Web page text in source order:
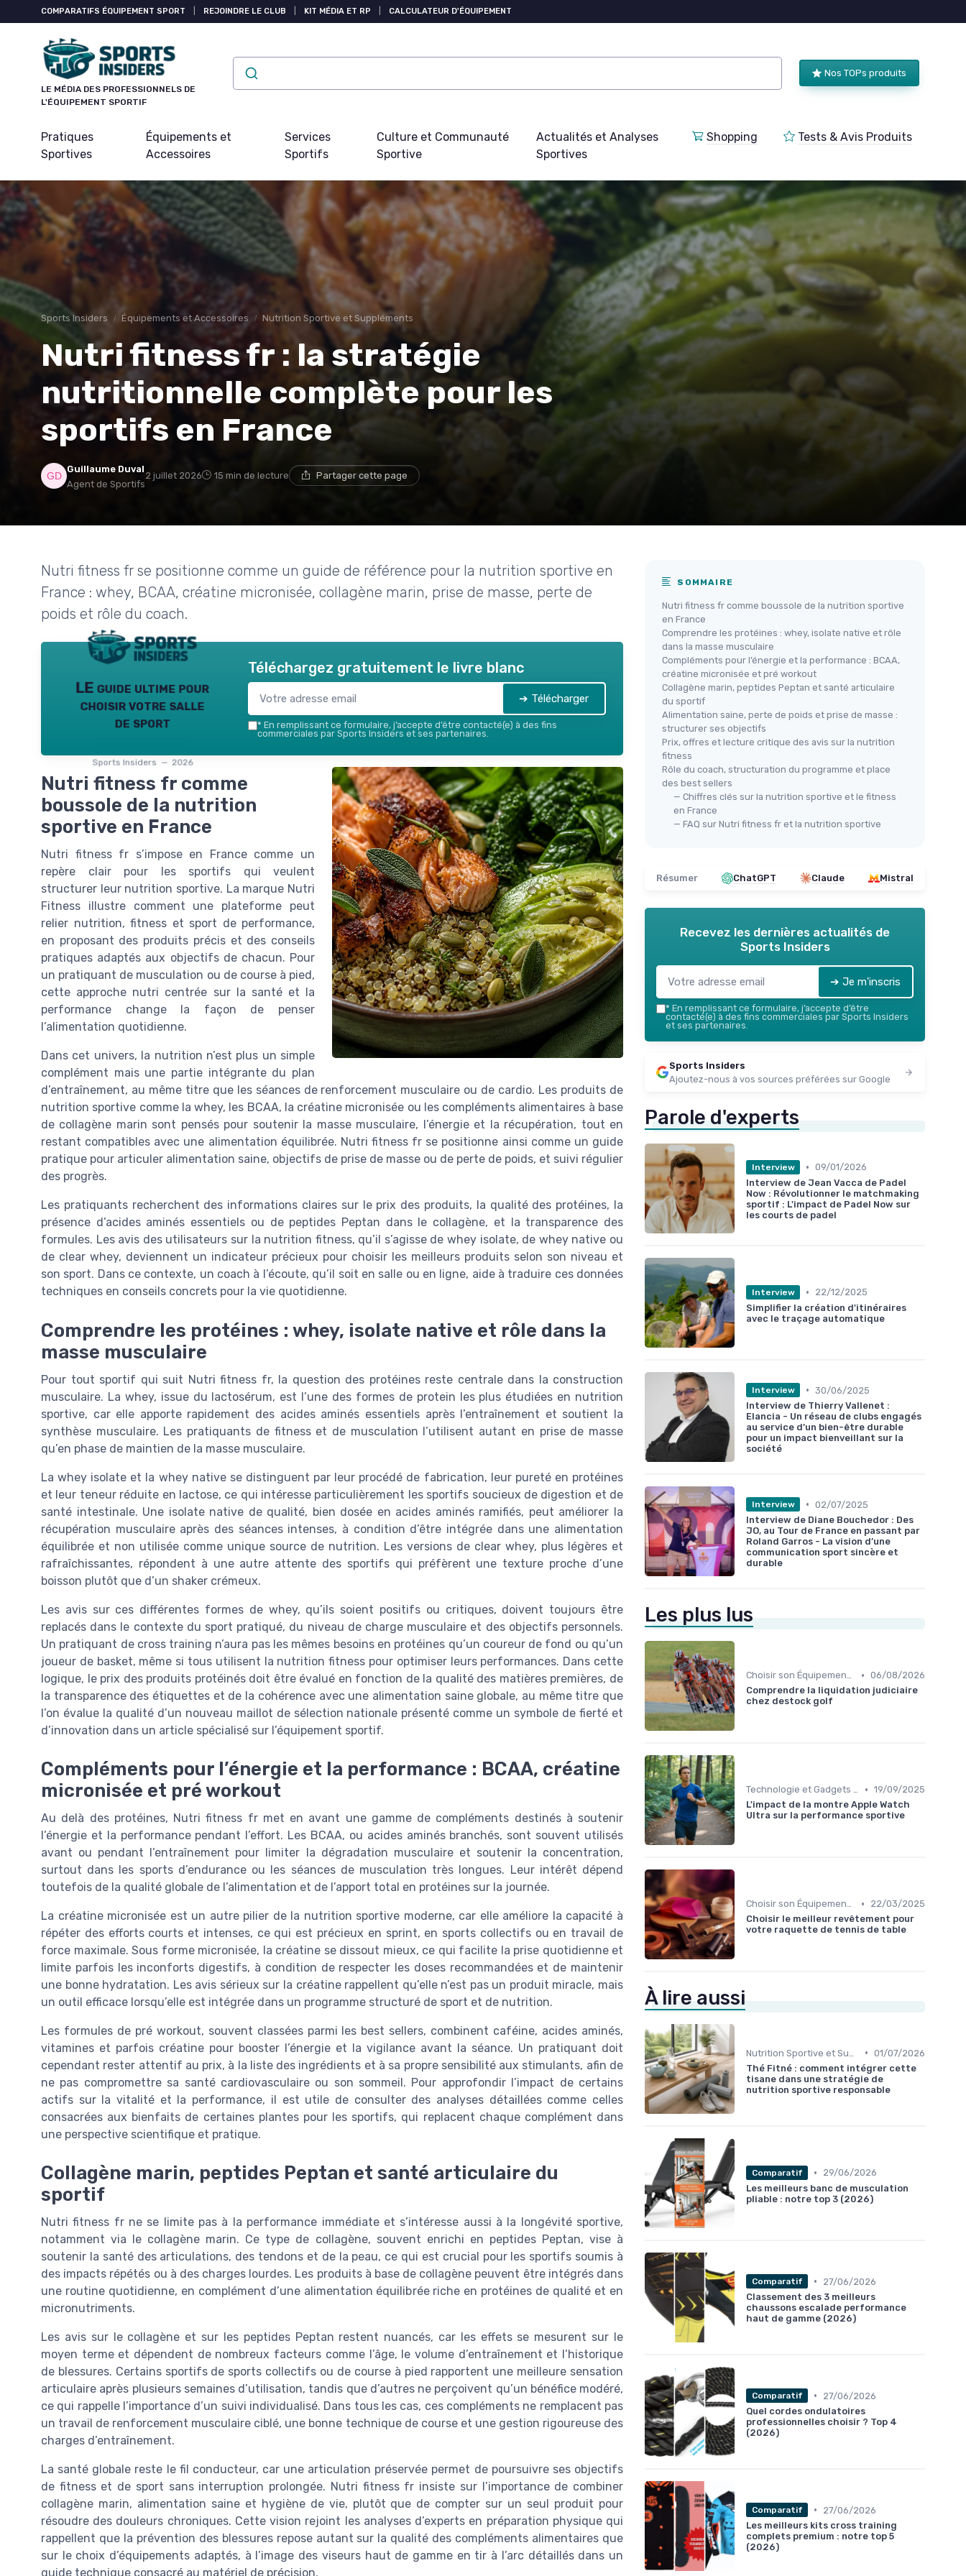
COMPARATIFS ÉQUIPEMENT SPORT REJOINDRE LE CLUB KIT MÉDIA ET RP CALCULATEUR D'ÉQUIPEMENT
LE MÉDIA DES PROFESSIONNELS DE
L'ÉQUIPEMENT SPORTIF
Nos TOPs produits
Pratiques
Sportives
Équipements et
Accessoires
Services
Sportifs
Culture et Communauté
Sportive
Actualités et Analyses
Sportives
Shopping Tests & Avis Produits
Sports Insiders Équipements et Accessoires Nutrition Sportive et Suppléments
Nutri fitness fr : la stratégie
nutritionnelle complète pour les
sportifs en France
Guillaume Duval
Agent de Sportifs
2 juillet 2026 15 min de lecture Partager cette page
Nutri fitness fr se positionne comme un guide de référence pour la nutrition sportive en
France : whey, BCAA, créatine micronisée, collagène marin, prise de masse, perte de
poids et rôle du coach.
LE guide ultime pour
choisir votre salle
de sport
Sports Insiders — 2026
Téléchargez gratuitement le livre blanc
➔ Télécharger
* En remplissant ce formulaire, j’accepte d’être contacté(e) à des fins
commerciales par Sports Insiders et ses partenaires.
Nutri fitness fr comme
boussole de la nutrition
sportive en France
Nutri fitness fr s’impose en France comme un
repère clair pour les sportifs qui veulent
structurer leur nutrition sportive. La marque Nutri
Fitness illustre comment une plateforme peut
relier nutrition, fitness et sport de performance,
en proposant des produits précis et des conseils
pratiques adaptés aux objectifs de chacun. Pour
un pratiquant de musculation ou de course à pied,
cette approche nutri centrée sur la santé et la
performance change la façon de penser
l’alimentation quotidienne.
Dans cet univers, la nutrition n’est plus un simple
complément mais une partie intégrante du plan
d’entraînement, au même titre que les séances de renforcement musculaire ou de cardio. Les produits de
nutrition sportive comme la whey, les BCAA, la créatine micronisée ou les compléments alimentaires à base
de collagène marin sont pensés pour soutenir la masse musculaire, l’énergie et la récupération, tout en
restant compatibles avec une alimentation équilibrée. Nutri fitness fr se positionne ainsi comme un guide
pratique pour articuler alimentation saine, objectifs de prise de masse ou de perte de poids, et suivi régulier
des progrès.
Les pratiquants recherchent des informations claires sur le prix des produits, la qualité des protéines, la
présence d’acides aminés essentiels ou de peptides Peptan dans le collagène, et la transparence des
formules. Les avis des utilisateurs sur la nutrition fitness, qu’il s’agisse de whey isolate, de whey native ou
de clear whey, deviennent un indicateur précieux pour choisir les meilleurs produits selon son niveau et
son sport. Dans ce contexte, un coach à l’écoute, qu’il soit en salle ou en ligne, aide à traduire ces données
techniques en conseils concrets pour la vie quotidienne.
Comprendre les protéines : whey, isolate native et rôle dans la
masse musculaire
Pour tout sportif qui suit Nutri fitness fr, la question des protéines reste centrale dans la construction
musculaire. La whey, issue du lactosérum, est l’une des formes de protein les plus étudiées en nutrition
sportive, car elle apporte rapidement des acides aminés essentiels après l’entraînement et soutient la
synthèse musculaire. Les pratiquants de fitness et de musculation l’utilisent autant en prise de masse
qu’en phase de maintien de la masse musculaire.
La whey isolate et la whey native se distinguent par leur procédé de fabrication, leur pureté en protéines
et leur teneur réduite en lactose, ce qui intéresse particulièrement les sportifs soucieux de digestion et de
santé intestinale. Une isolate native de qualité, bien dosée en acides aminés ramifiés, peut améliorer la
récupération musculaire après des séances intenses, à condition d’être intégrée dans une alimentation
équilibrée et non utilisée comme unique source de nutrition. Les versions de clear whey, plus légères et
rafraîchissantes, répondent à une autre attente des sportifs qui préfèrent une texture proche d’une
boisson plutôt que d’un shaker crémeux.
Les avis sur ces différentes formes de whey, qu’ils soient positifs ou critiques, doivent toujours être
replacés dans le contexte du sport pratiqué, du niveau de charge musculaire et des objectifs personnels.
Un pratiquant de cross training n’aura pas les mêmes besoins en protéines qu’un coureur de fond ou qu’un
joueur de basket, même si tous utilisent la nutrition fitness pour optimiser leurs performances. Dans cette
logique, le prix des produits protéinés doit être évalué en fonction de la qualité des matières premières, de
la transparence des étiquettes et de la cohérence avec une alimentation saine globale, au même titre que
l’on évalue la qualité d’un nouveau maillot de sélection nationale présenté comme un symbole de fierté et
d’innovation dans un article spécialisé sur l’équipement sportif.
Compléments pour l’énergie et la performance : BCAA, créatine
micronisée et pré workout
Au delà des protéines, Nutri fitness fr met en avant une gamme de compléments destinés à soutenir
l’énergie et la performance pendant l’effort. Les BCAA, ou acides aminés branchés, sont souvent utilisés
avant ou pendant l’entraînement pour limiter la dégradation musculaire et soutenir la concentration,
surtout dans les sports d’endurance ou les séances de musculation très longues. Leur intérêt dépend
toutefois de la qualité globale de l’alimentation et de l’apport total en protéines sur la journée.
La créatine micronisée est un autre pilier de la nutrition sportive moderne, car elle améliore la capacité à
répéter des efforts courts et intenses, ce qui est précieux en sprint, en sports collectifs ou en travail de
force maximale. Sous forme micronisée, la créatine se dissout mieux, ce qui facilite la prise quotidienne et
limite parfois les inconforts digestifs, à condition de respecter les doses recommandées et de maintenir
une bonne hydratation. Les avis sérieux sur la créatine rappellent qu’elle n’est pas un produit miracle, mais
un outil efficace lorsqu’elle est intégrée dans un programme structuré de sport et de nutrition.
Les formules de pré workout, souvent classées parmi les best sellers, combinent caféine, acides aminés,
vitamines et parfois créatine pour booster l’énergie et la vigilance avant la séance. Un pratiquant doit
cependant rester attentif au prix, à la liste des ingrédients et à sa propre sensibilité aux stimulants, afin de
ne pas compromettre sa santé cardiovasculaire ou son sommeil. Pour approfondir l’impact de certains
actifs sur la vitalité et la performance, il est utile de consulter des analyses détaillées comme celles
consacrées aux bienfaits de certaines plantes pour les sportifs, qui replacent chaque complément dans
une perspective scientifique et pratique.
Collagène marin, peptides Peptan et santé articulaire du
sportif
Nutri fitness fr ne se limite pas à la performance immédiate et s’intéresse aussi à la longévité sportive,
notamment via le collagène marin. Ce type de collagène, souvent enrichi en peptides Peptan, vise à
soutenir la santé des articulations, des tendons et de la peau, ce qui est crucial pour les sportifs soumis à
des impacts répétés ou à des charges lourdes. Les produits à base de collagène peuvent être intégrés dans
une routine quotidienne, en complément d’une alimentation équilibrée riche en protéines de qualité et en
micronutriments.
Les avis sur le collagène et sur les peptides Peptan restent nuancés, car les effets se mesurent sur le
moyen terme et dépendent de nombreux facteurs comme l’âge, le volume d’entraînement et l’historique
de blessures. Certains sportifs de sports collectifs ou de course à pied rapportent une meilleure sensation
articulaire après plusieurs semaines d’utilisation, tandis que d’autres ne perçoivent qu’un bénéfice modéré,
ce qui rappelle l’importance d’un suivi individualisé. Dans tous les cas, ces compléments ne remplacent pas
un travail de renforcement musculaire ciblé, une bonne technique de course et une gestion rigoureuse des
charges d’entraînement.
La santé globale reste le fil conducteur, car une articulation préservée permet de poursuivre ses objectifs
de fitness et de sport sans interruption prolongée. Nutri fitness fr insiste sur l’importance de combiner
collagène marin, alimentation saine et hygiène de vie, plutôt que de compter sur un seul produit pour
résoudre des douleurs chroniques. Cette vision rejoint les analyses d’experts en préparation physique qui
rappellent que la prévention des blessures repose autant sur la qualité des compléments alimentaires que
sur le choix d’équipements adaptés, à l’image des viseurs haut de gamme en tir à l’arc détaillés dans un
guide technique consacré au matériel de précision.
SOMMAIRE
Nutri fitness fr comme boussole de la nutrition sportive
en France
Comprendre les protéines : whey, isolate native et rôle
dans la masse musculaire
Compléments pour l’énergie et la performance : BCAA,
créatine micronisée et pré workout
Collagène marin, peptides Peptan et santé articulaire
du sportif
Alimentation saine, perte de poids et prise de masse :
structurer ses objectifs
Prix, offres et lecture critique des avis sur la nutrition
fitness
Rôle du coach, structuration du programme et place
des best sellers
— Chiffres clés sur la nutrition sportive et le fitness
en France
— FAQ sur Nutri fitness fr et la nutrition sportive
Résumer ChatGPT Claude Mistral
Recevez les dernières actualités de
Sports Insiders
➔ Je m'inscris
* En remplissant ce formulaire, j’accepte d’être
contacté(e) à des fins commerciales par Sports Insiders
et ses partenaires.
Sports Insiders
Ajoutez-nous à vos sources préférées sur Google
Parole d'experts
Interview • 09/01/2026
Interview de Jean Vacca de Padel
Now : Révolutionner le matchmaking
sportif : L'impact de Padel Now sur
les courts de padel
Interview •
22/12/2025
Simplifier la création d'itinéraires
avec le traçage automatique
Interview • 30/06/2025
Interview de Thierry Vallenet :
Elancia - Un réseau de clubs engagés
au service d’un bien-être durable
pour un impact bienveillant sur la
société
Interview • 02/07/2025
Interview de Diane Bouchedor : Des
JO, au Tour de France en passant par
Roland Garros - La vision d’une
communication sport sincère et
durable
Les plus lus
Choisir son Équipement Sportif • 06/08/2026
Comprendre la liquidation judiciaire
chez destock golf
Technologie et Gadgets de Sport • 19/09/2025
L'impact de la montre Apple Watch
Ultra sur la performance sportive
Choisir son Équipement Sportif •
22/03/2025
Choisir le meilleur revêtement pour
votre raquette de tennis de table
À lire aussi
• 01/07/2026
Thé Fitné : comment intégrer cette
tisane dans une stratégie de
nutrition sportive responsable
Comparatif •
29/06/2026
Les meilleurs banc de musculation
pliable : notre top 3 (2026)
Comparatif •
27/06/2026
Classement des 3 meilleurs
chaussons escalade performance
haut de gamme (2026)
Comparatif •
27/06/2026
Quel cordes ondulatoires
professionnelles choisir ? Top 4
(2026)
Comparatif •
27/06/2026
Les meilleurs kits cross training
complets premium : notre top 5
(2026)
Panneau de gestion des cookies